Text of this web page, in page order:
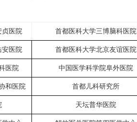
贞医院 首都医科大学三博脑科医院
安医院 首都医科大学北京友谊医院
医院 中国医学科学院阜外医院
和医院 首都儿科研究所
天坛普华医院